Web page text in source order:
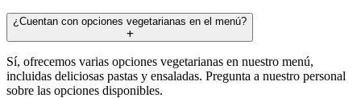
¿Cuentan con opciones vegetarianas en el menú?
Sí, ofrecemos varias opciones vegetarianas en nuestro menú,
incluidas deliciosas pastas y ensaladas. Pregunta a nuestro personal
sobre las opciones disponibles.